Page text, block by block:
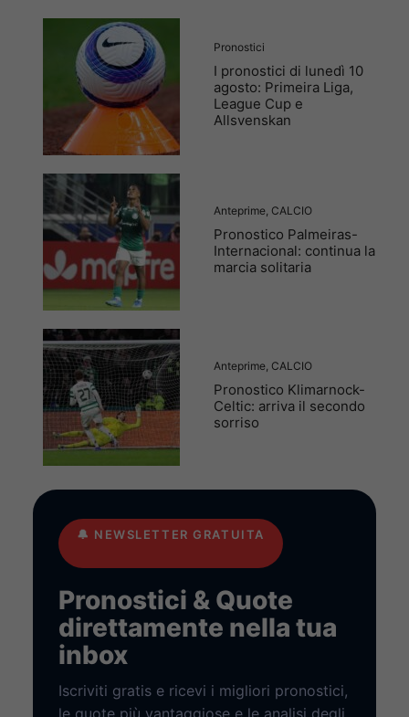
Pronostici
I pronostici di lunedì 10
agosto: Primeira Liga,
League Cup e
Allsvenskan
Anteprime, CALCIO
Pronostico Palmeiras-
Internacional: continua la
marcia solitaria
Anteprime, CALCIO
Pronostico Klimarnock-
Celtic: arriva il secondo
sorriso
🔔 NEWSLETTER GRATUITA
Pronostici & Quote
direttamente nella tua
inbox
Iscriviti gratis e ricevi i migliori pronostici,